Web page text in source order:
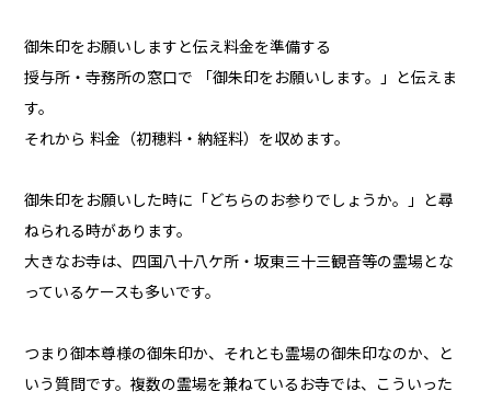
御朱印をお願いしますと伝え料金を準備する
授与所・寺務所の窓口で 「御朱印をお願いします。」と伝えま
す。
それから 料金（初穂料・納経料）を収めます。
御朱印をお願いした時に「どちらのお参りでしょうか。」と尋
ねられる時があります。
大きなお寺は、四国八十八ケ所・坂東三十三観音等の霊場とな
っているケースも多いです。
つまり御本尊様の御朱印か、それとも霊場の御朱印なのか、と
いう質問です。複数の霊場を兼ねているお寺では、こういった